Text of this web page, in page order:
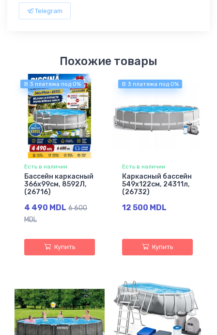
Telegram
Похожие товары
В 3 платежа под 0%
Есть в наличии
Бассейн каркасный
366х99см, 8592Л,
(26716)
4 490 MDL 6 600
MDL
Купить
В 3 платежа под 0%
Есть в наличии
Каркасный бассейн
549х122см, 24311л,
(26732)
12 500 MDL
Купить